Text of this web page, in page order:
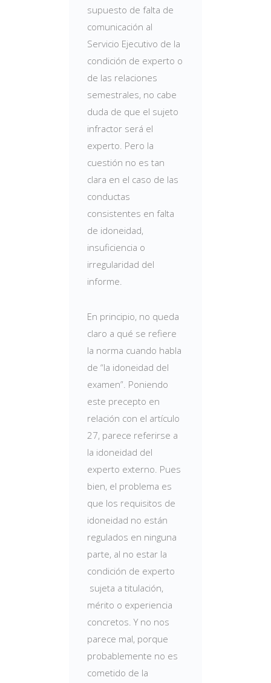
supuesto de falta de
comunicación al
Servicio Ejecutivo de la
condición de experto o
de las relaciones
semestrales, no cabe
duda de que el sujeto
infractor será el
experto. Pero la
cuestión no es tan
clara en el caso de las
conductas
consistentes en falta
de idoneidad,
insuficiencia o
irregularidad del
informe.
En principio, no queda
claro a qué se refiere
la norma cuando habla
de “la idoneidad del
examen”. Poniendo
este precepto en
relación con el artículo
27, parece referirse a
la idoneidad del
experto externo. Pues
bien, el problema es
que los requisitos de
idoneidad no están
regulados en ninguna
parte, al no estar la
condición de experto
sujeta a titulación,
mérito o experiencia
concretos. Y no nos
parece mal, porque
probablemente no es
cometido de la